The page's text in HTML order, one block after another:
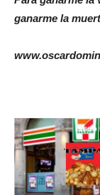
ganarme la